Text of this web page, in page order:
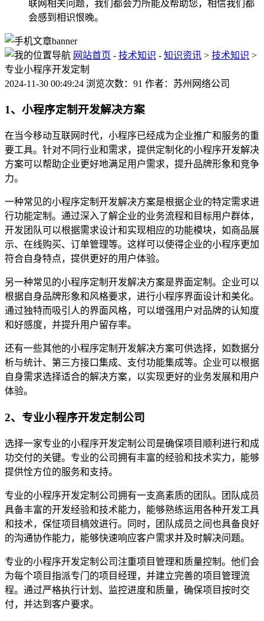
联网相关问题，我们都会力所能及帮助您，相信我们都
会感到相识恨晚。
网站首页 - 技术知识 - 知识资讯 > 技术知识 >
专业小程序开发定制
2024-11-30 00:49:24 浏览次数：91 作者：苏州网络公司
1、小程序定制开发解决方案
在当今移动互联网时代，小程序已经成为企业推广和服务的重
要工具。针对不同行业和需求，提供定制化的小程序开发解决
方案可以帮助企业更好地满足用户需求，提升品牌形象和竞争
力。
一种常见的小程序定制开发解决方案是根据企业的特定需求进
行功能定制。通过深入了解企业的业务流程和目标用户群体，
开发团队可以根据需求设计和实现相应的功能模块，如商品展
示、在线购买、订单管理等。这样可以使得企业的小程序更加
符合自身特点，提供更好的用户体验。
另一种常见的小程序定制开发解决方案是界面定制。企业可以
根据自身品牌形象和风格要求，进行小程序界面设计和美化。
通过独特而吸引人的界面风格，可以增强用户对品牌的认知度
和好感度，并提升用户留存率。
还有一些其他的小程序定制开发解决方案可供选择，如数据分
析与统计、第三方接口集成、支付功能集成等。企业可以根据
自身需求选择适合的解决方案，以实现更好的业务发展和用户
体验。
2、专业小程序开发定制公司
选择一家专业的小程序开发定制公司是确保项目顺利进行和成
功交付的关键。专业的公司拥有丰富的经验和技术实力，能够
提供恮方位的服务和支持。
专业的小程序开发定制公司拥有一支高素质的团队。团队成员
具备丰富的开发经验和技术能力，能够熟练运用各种开发工具
和技术，保怔项目槁效进行。同时，团队成员之间也具备良好
的沟通协作能力，能够快速响应客户需求并及时解决问题。
专业的小程序开发定制公司注重项目管理和质量控制。他们会
为每个项目指派专门的项目经理，并建立完善的项目管理流
程。通过严格执行计划、监控进度和质量，确保项目按时交
付，并达到客户要求。